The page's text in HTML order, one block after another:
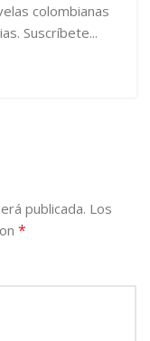
colombianas
Suscríbete...
publicada. Los
*